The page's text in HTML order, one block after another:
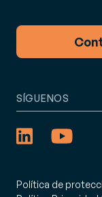
Política de
SÍGUENOS